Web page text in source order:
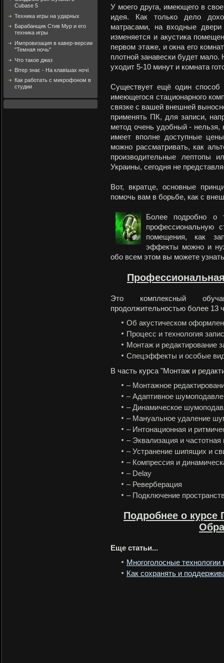
Cubase 5
Техника игры на ударных
Барабанщик Стив Мур и его
техника игры
Импровизация в кавер-версии
"Темная ночь"
Что такое джаз
Вітер знає - На клавішах ночі
Как работать с микрофоном в
студии
У моего друга, имеющего в
идея. Как только дело
матрасами, на входные
изменяется и акустика
первом этаже, и окна его
плотной занавески будет мало.
уходит 5-10 минут и комната
Существует ещё один
имеющегося стационарного
связке с вашей внешней
применять ПК, для записи,
метод очень удобный - нельзя,
имеет вполне доступные
можно рассматривать, как
производительные лептопы
Украины, сегодня не
Вот, вкратце, основные
помочь вам в борьбе, как с
Более подробно о
профессиональную
помещения, как
эффекты можно и
обо всем этом вы можете
Это комплексный
продолжительностью более 13
Об акустическом
Процесс и технология
Монтаж и редактирование
Спецэффекты и особые
В часть курса "Монтаж и
– Монтажное
– Адаптивное
– Динамическое
– Мануальное удаление
– Интонационная и
– Эквализация и частотная
– Устранение шипящих и
– Компрессия и
– Delay
– Реверберация
– Подключение
Подробнее о курсе
Еще статьи...
Многоголосные
Как сохранять и